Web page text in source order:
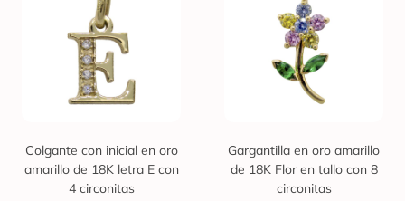
Colgante con inicial en oro
amarillo de 18K letra E con
4 circonitas
Gargantilla en oro amarillo
de 18K Flor en tallo con 8
circonitas